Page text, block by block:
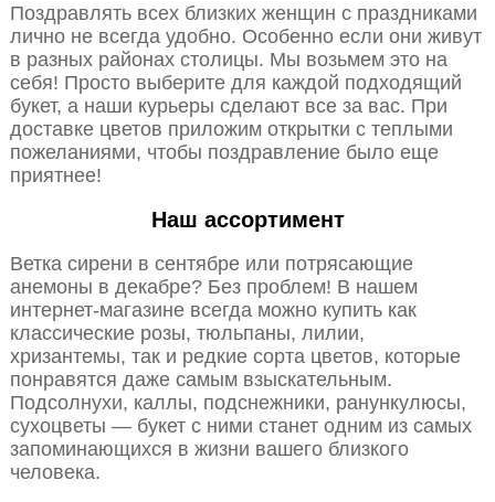
Поздравлять всех близких женщин с праздниками
лично не всегда удобно. Особенно если они живут
в разных районах столицы. Мы возьмем это на
себя! Просто выберите для каждой подходящий
букет, а наши курьеры сделают все за вас. При
доставке цветов приложим открытки с теплыми
пожеланиями, чтобы поздравление было еще
приятнее!
Наш ассортимент
Ветка сирени в сентябре или потрясающие
анемоны в декабре? Без проблем! В нашем
интернет-магазине всегда можно купить как
классические розы, тюльпаны, лилии,
хризантемы, так и редкие сорта цветов, которые
понравятся даже самым взыскательным.
Подсолнухи, каллы, подснежники, ранункулюсы,
сухоцветы — букет с ними станет одним из самых
запоминающихся в жизни вашего близкого
человека.